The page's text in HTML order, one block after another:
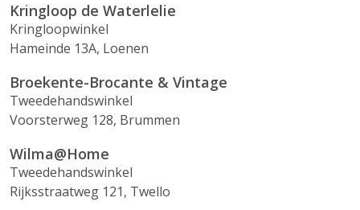
Kringloop de Waterlelie
Kringloopwinkel
Hameinde 13A, Loenen
Broekente-Brocante & Vintage
Tweedehandswinkel
Voorsterweg 128, Brummen
Wilma@Home
Tweedehandswinkel
Rijksstraatweg 121, Twello